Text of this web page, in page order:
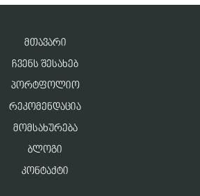
ᲛᲗᲐᲕᲐᲠᲘ
ᲩᲕᲔᲜᲡ ᲨᲔᲡᲐᲮᲔᲑ
ᲞᲝᲠᲢᲤᲝᲚᲘᲝ
ᲠᲔᲙᲝᲛᲔᲜᲓᲐᲪᲘᲐ
ᲛᲝᲛᲡᲐᲮᲣᲠᲔᲑᲐ
ᲑᲚᲝᲒᲘ
ᲙᲝᲜᲢᲐᲥᲢᲘ